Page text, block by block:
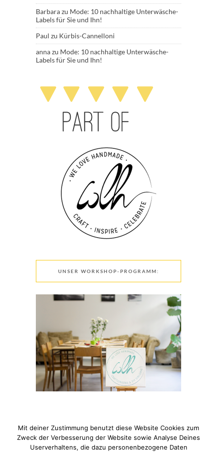
Barbarazu Mode: 10 nachhaltige Unterwäsche-
Labels für Sie und Ihn!
Paul zu Kürbis-Cannelloni
annazu Mode: 10 nachhaltige Unterwäsche-
Labels für Sie und Ihn!
UNSER WORKSHOP-PROGRAMM:
Mit deiner Zustimmung benutzt diese Website Cookies zum
Zweck der Verbesserung der Website sowie Analyse Deines
Userverhaltens, die dazu personenbezogene Daten